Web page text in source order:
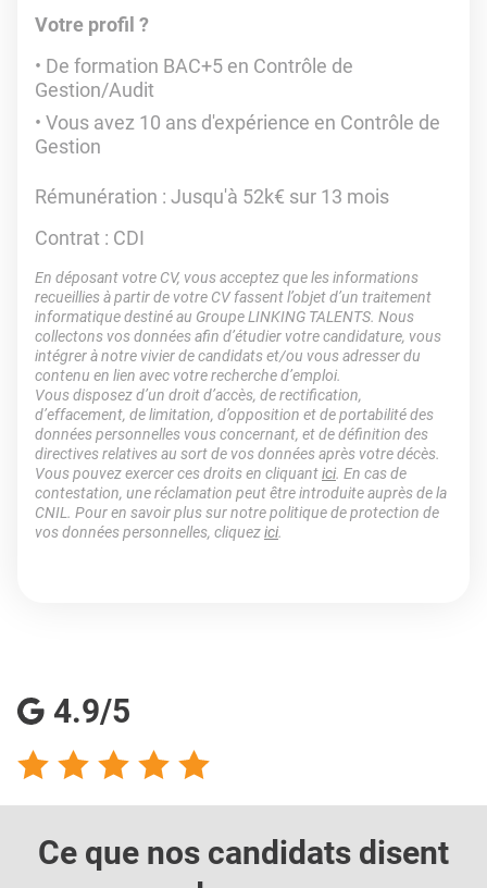
Votre profil ?
De formation BAC+5 en Contrôle de
Gestion/Audit
Vous avez 10 ans d'expérience en Contrôle de
Gestion
Rémunération : Jusqu'à 52k€ sur 13 mois
Contrat : CDI
En déposant votre CV, vous acceptez que les informations
recueillies à partir de votre CV fassent l’objet d’un traitement
informatique destiné au Groupe LINKING TALENTS. Nous
collectons vos données afin d’étudier votre candidature, vous
intégrer à notre vivier de candidats et/ou vous adresser du
contenu en lien avec votre recherche d’emploi.
Vous disposez d’un droit d’accès, de rectification,
d’effacement, de limitation, d’opposition et de portabilité des
données personnelles vous concernant, et de définition des
directives relatives au sort de vos données après votre décès.
Vous pouvez exercer ces droits en cliquantici. En cas de
contestation, une réclamation peut être introduite auprès de la
CNIL. Pour en savoir plus sur notre politique de protection de
vos données personnelles, cliquezici.
4.9/5
Ce que nos candidats disent